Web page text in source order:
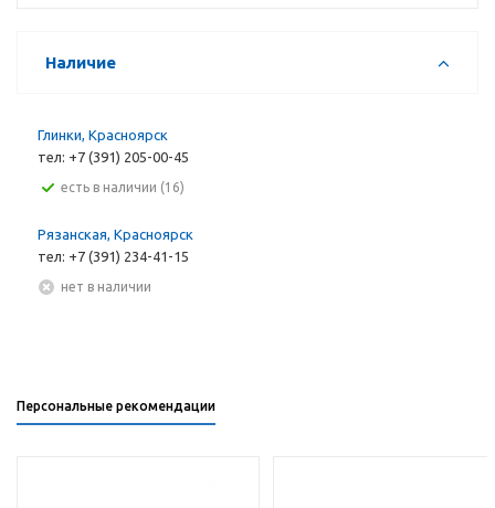
Наличие
Глинки, Красноярск
тел: +7 (391) 205-00-45
Есть в наличии (16)
Рязанская, Красноярск
тел: +7 (391) 234-41-15
Нет в наличии
Персональные рекомендации